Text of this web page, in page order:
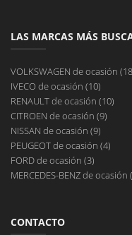
LAS MARCAS MÁS
VOLKSWAGEN de ocasión
IVECO de ocasión (10)
RENAULT de ocasión (10)
CITROEN de ocasión (9)
NISSAN de ocasión (9)
PEUGEOT de ocasión (4)
FORD de ocasión (3)
MERCEDES-BENZ de ocasión
CONTACTO